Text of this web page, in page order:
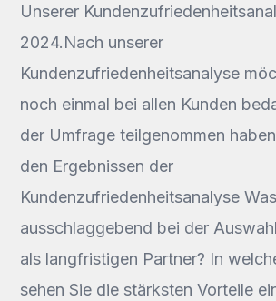
Unserer
2024.Nach unserer
Kundenzufriedenheitsanalyse
noch einmal bei allen Kunden
der Umfrage teilgenommen
den Ergebnissen der
Kundenzufriedenheitsanalyse
ausschlaggebend bei der
als langfristigen Partner? In
sehen Sie die stärksten Vorteile